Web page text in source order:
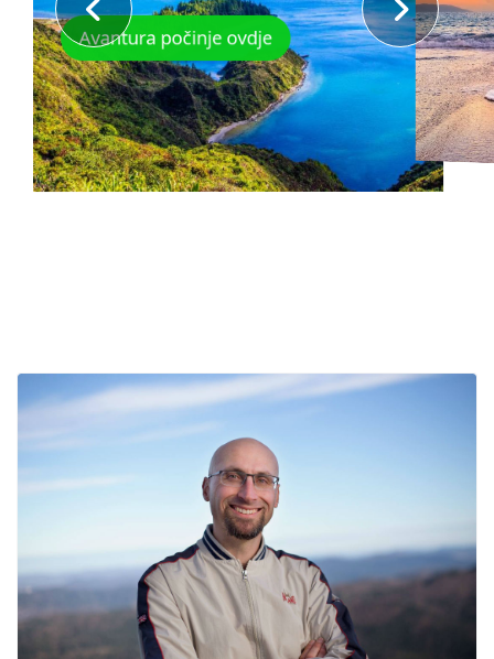
Krstarenje i planinarenje
Srednjim Jadranom, 2. 5.
2026.
Kreni u avanturu života